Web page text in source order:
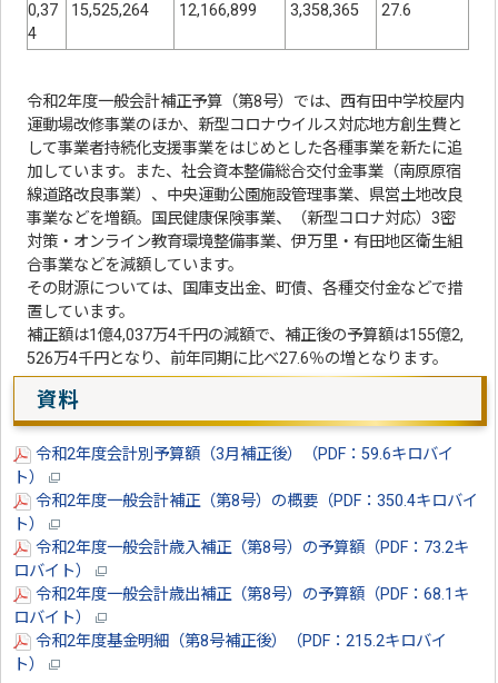
0,37
4
15,525,264 12,166,899 3,358,365 27.6
令和2年度一般会計補正予算（第8号）では、西有田中学校屋内
運動場改修事業のほか、新型コロナウイルス対応地方創生費と
して事業者持続化支援事業をはじめとした各種事業を新たに追
加しています。また、社会資本整備総合交付金事業（南原原宿
線道路改良事業）、中央運動公園施設管理事業、県営土地改良
事業などを増額。国民健康保険事業、（新型コロナ対応）3密
対策・オンライン教育環境整備事業、伊万里・有田地区衛生組
合事業などを減額しています。
その財源については、国庫支出金、町債、各種交付金などで措
置しています。
補正額は1億4,037万4千円の減額で、補正後の予算額は155億2,
526万4千円となり、前年同期に比べ27.6％の増となります。
資料
令和2年度会計別予算額（3月補正後）（PDF：59.6キロバイ
ト）
令和2年度一般会計補正（第8号）の概要（PDF：350.4キロバイ
ト）
令和2年度一般会計歳入補正（第8号）の予算額（PDF：73.2キ
ロバイト）
令和2年度一般会計歳出補正（第8号）の予算額（PDF：68.1キ
ロバイト）
令和2年度基金明細（第8号補正後）（PDF：215.2キロバイ
ト）